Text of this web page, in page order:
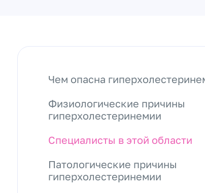
Чем опасна
Физиологические причины
гиперхолестеринемии
Специалисты в этой области
Патологические причины
гиперхолестеринемии